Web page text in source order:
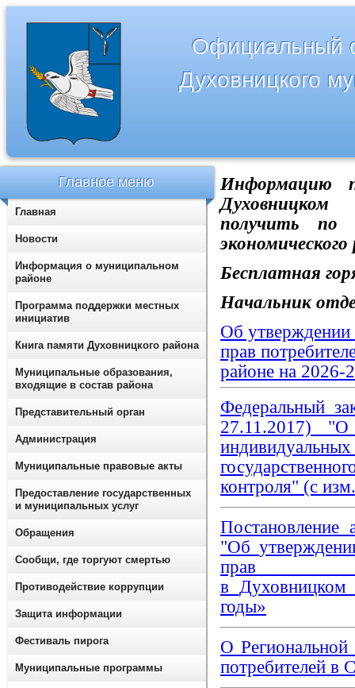
Официальный
Духовницкого
Информацию
получить по
Бесплатная
Начальник
Об
прав
районе на 2026-
Федеральный
27.11.2017)
контроля" (с
"Об
прав
в
годы»
О
потребителей в
Главное меню
Главная
Новости
Информация о муниципальном
районе
Программа поддержки местных
инициатив
Книга памяти Духовницкого района
Муниципальные образования,
входящие в состав района
Представительный орган
Администрация
Муниципальные правовые акты
Предоставление государственных
и муниципальных услуг
Обращения
Сообщи, где торгуют смертью
Противодействие коррупции
Защита информации
Фестиваль пирога
Муниципальные программы